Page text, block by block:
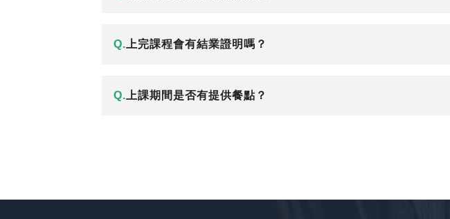
Q. 上完課程會有結業證明嗎？
Q. 上課期間是否有提供餐點？